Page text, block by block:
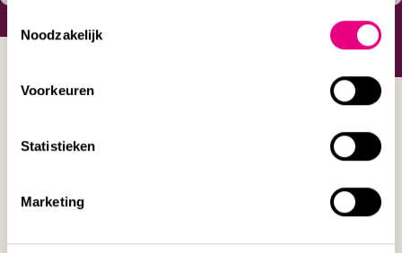
Noodzakelijk
Voorkeuren
Statistieken
Marketing
Meer
praktijkvoorbeelden